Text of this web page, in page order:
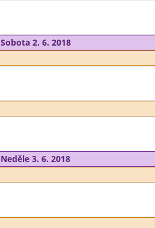
Sobota 2. 6. 2018
Neděle 3. 6. 2018